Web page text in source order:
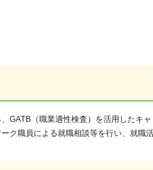
GATB（職業適性検査）を活用したキ
ク職員による就職相談等を行い、就職